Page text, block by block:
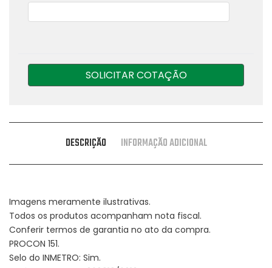
SOLICITAR COTAÇÃO
DESCRIÇÃO INFORMAÇÃO ADICIONAL
Imagens meramente ilustrativas.
Todos os produtos acompanham nota fiscal.
Conferir termos de garantia no ato da compra.
PROCON 151.
Selo do INMETRO: Sim.